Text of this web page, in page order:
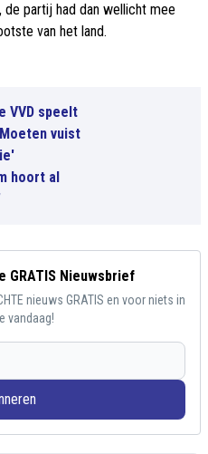
partij had dan wellicht mee
van het land.
VVD speelt
vuist
hoort al
GRATIS Nieuwsbrief
nieuws GRATIS en voor niets in
vandaag!